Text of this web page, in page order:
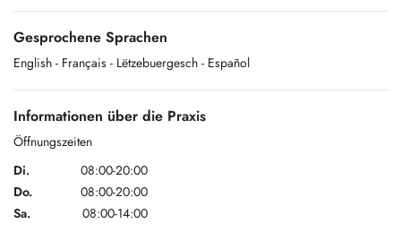
Gesprochene Sprachen
English - Français - Lëtzebuergesch - Español
Informationen über die Praxis
Öffnungszeiten
Di.
08:00-20:00
Do.
08:00-20:00
Sa.
08:00-14:00